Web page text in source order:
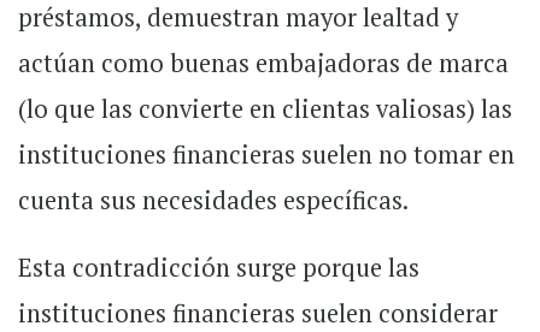
préstamos, demuestran mayor lealtad y
actúan como buenas embajadoras de marca
(lo que las convierte en clientas valiosas) las
instituciones financieras suelen no tomar en
cuenta sus necesidades específicas.
Esta contradicción surge porque las
instituciones financieras suelen considerar